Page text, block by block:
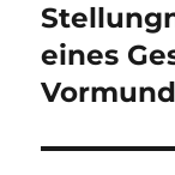
Nächster
Beitrag:
eines